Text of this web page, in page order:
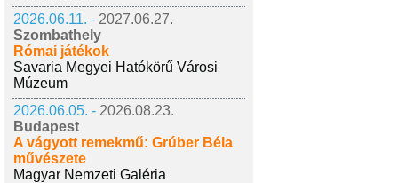
2026.06.11. - 2027.06.27.
Szombathely
Római játékok
Savaria Megyei Hatókörű Városi
Múzeum
2026.06.05. - 2026.08.23.
Budapest
A vágyott remekmű: Grúber Béla
művészete
Magyar Nemzeti Galéria